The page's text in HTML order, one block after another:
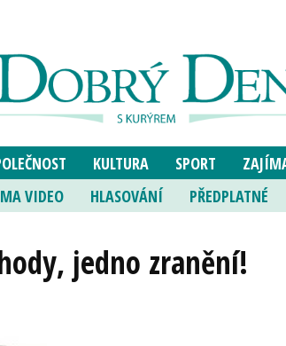
KULTURA SPORT
VIDEO HLASOVÁNÍ PŘEDPLATNÉ
jedno zranění!